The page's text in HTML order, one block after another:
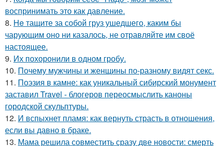
воспринимать это как давление.
8. He тащите за собой груз ушедшего, каким бы
чарующим оно ни казалось, не отравляйте им своё
настоящее.
9. Их похоронили в одном гробу.
10. Почему мужчины и женщины по-разному видят секс.
11. Поэзия в камне: как уникальный сибирский монумент
заставил Travel - блогеров переосмыслить каноны
городской скульптуры.
12. И вспыхнет пламя: как вернуть страсть в отношения,
если вы давно в браке.
13. Мама решила совместить сразу две новости: смерть